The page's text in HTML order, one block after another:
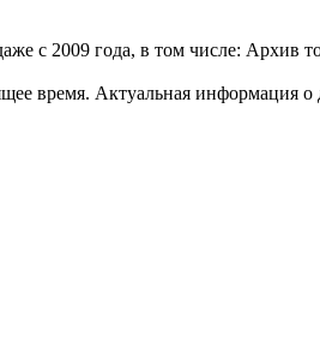
с 2009 года, в том числе: Архив
Актуальная информация о